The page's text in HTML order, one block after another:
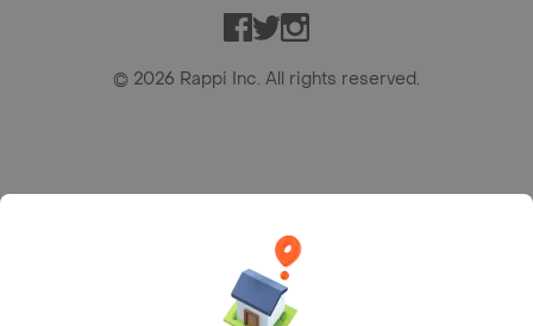
Facebook
TwitterInstagram
© 2026 Rappi Inc. All rights reserved.
Bogotá D.C. --- notificacionesrappi@rappi.com